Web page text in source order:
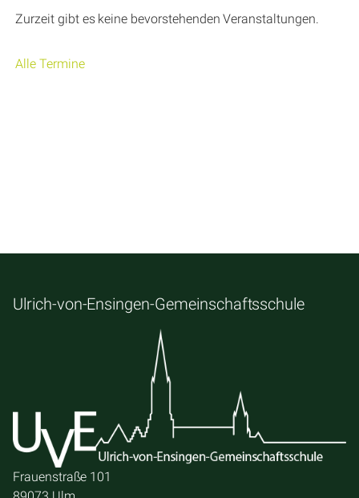
Zurzeit gibt es keine bevorstehenden Veranstaltungen.
Alle Termine
Ulrich-von-Ensingen-Gemeinschaftsschule
Frauenstraße 101